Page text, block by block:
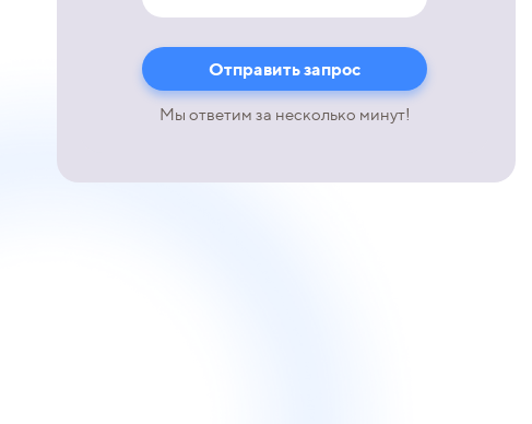
Мы ответим за несколько минут!